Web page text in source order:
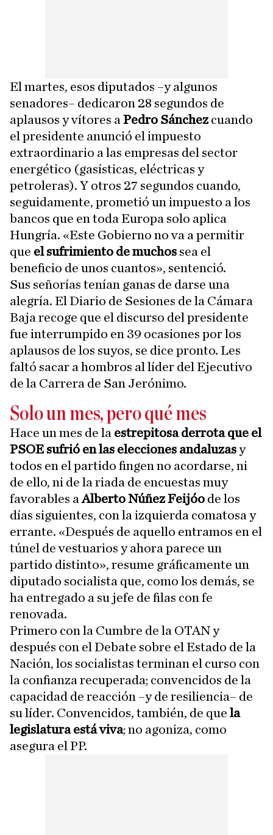
El martes, esos diputados –y algunos
senadores– dedicaron 28 segundos de
aplausos y vítores a Pedro Sánchezcuando
el presidente anunció el impuesto
extraordinario a las empresas del sector
energético (gasísticas, eléctricas y
petroleras). Y otros 27 segundos cuando,
seguidamente, prometió un impuesto a los
bancos que en toda Europa solo aplica
Hungría. «Este Gobierno no va a permitir
que el sufrimiento de muchos sea el
beneficio de unos cuantos», sentenció.
Sus señorías tenían ganas de darse una
alegría. El Diario de Sesiones de la Cámara
Baja recoge que el discurso del presidente
fue interrumpido en 39 ocasiones por los
aplausos de los suyos, se dice pronto. Les
faltó sacar a hombros al líder del Ejecutivo
de la Carrera de San Jerónimo.
Solo un mes, pero qué mes
Hace un mes de la estrepitosa derrota que el
PSOE sufrió en las elecciones andaluzasy
todos en el partido fingen no acordarse, ni
de ello, ni de la riada de encuestas muy
favorables aAlberto Núñez Feijóo de los
días siguientes, con la izquierda comatosa y
errante. «Después de aquello entramos en el
túnel de vestuarios y ahora parece un
partido distinto», resume gráficamente un
diputado socialista que, como los demás, se
ha entregado a su jefe de filas con fe
renovada.
Primero con la Cumbre de la OTAN y
después con el Debate sobre el Estado de la
Nación, los socialistas terminan el curso con
la confianza recuperada; convencidos de la
capacidad de reacción –y de resiliencia– de
su líder. Convencidos, también, de que la
legislatura está viva; no agoniza, como
asegura el PP.